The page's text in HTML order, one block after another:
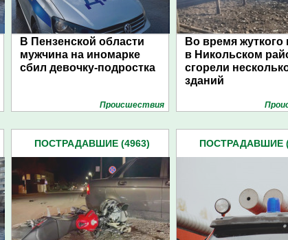
В Пензенской области
мужчина на иномарке
сбил девочку-подростка
Проиcшествия
Во время жуткого
в Никольском
сгорели
зданий
ПОСТРАДАВШИЕ (4963) ПОСТРАДАВШИЕ